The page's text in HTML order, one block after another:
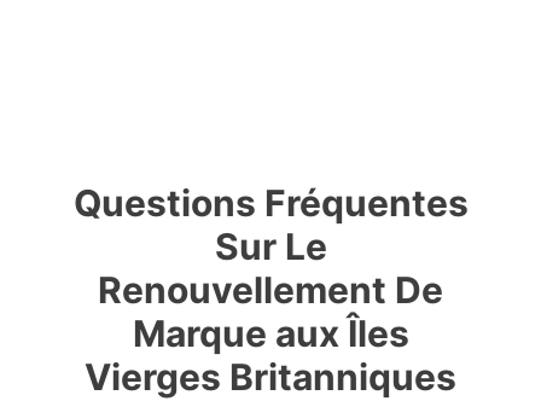
Questions Fréquentes
Sur Le
Renouvellement De
Marque aux Îles
Vierges Britanniques